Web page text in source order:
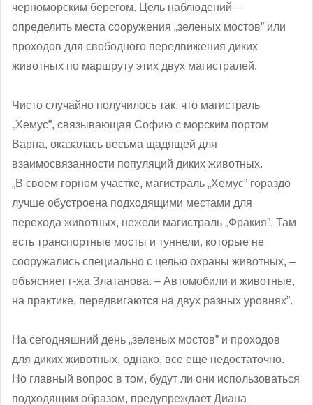
черноморским берегом. Цель наблюдений –
определить места сооружения „зеленых мостов” или
проходов для свободного передвижения диких
животных по маршруту этих двух магистралей.
Чисто случайно получилось так, что магистраль
„Хемус”, связывающая Софию с морским портом
Варна, оказалась весьма щадящей для
взаимосвязанности популяций диких животных.
„В своем горном участке, магистраль „Хемус” гораздо
лучше обустроена подходящими местами для
перехода животных, нежели магистраль „Фракия”. Там
есть транспортные мосты и туннели, которые не
сооружались специально с целью охраны животных, ‒
объясняет г-жа Златанова. – Автомобили и животные,
на практике, передвигаются на двух разных уровнях”.
На сегодняшний день „зеленых мостов” и проходов
для диких животных, однако, все еще недостаточно.
Но главный вопрос в том, будут ли они использоваться
подходящим образом, предупреждает Диана